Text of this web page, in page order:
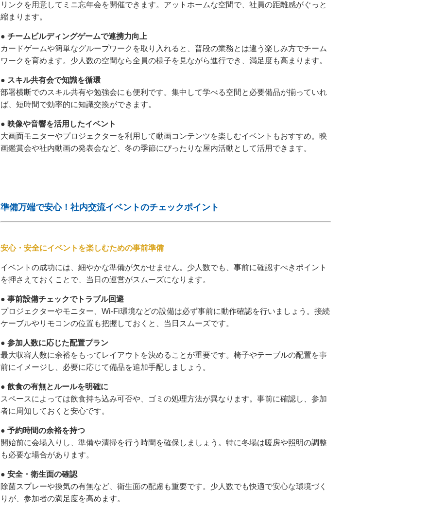
リンクを用意してミニ忘年会を開催できます。アットホームな空間で、社員の距離感がぐっと
縮まります。
● チームビルディングゲームで連携力向上
カードゲームや簡単なグループワークを取り入れると、普段の業務とは違う楽しみ方でチーム
ワークを育めます。少人数の空間なら全員の様子を見ながら進行でき、満足度も高まります。
● スキル共有会で知識を循環
部署横断でのスキル共有や勉強会にも便利です。集中して学べる空間と必要備品が揃っていれ
ば、短時間で効率的に知識交換ができます。
● 映像や音響を活用したイベント
大画面モニターやプロジェクターを利用して動画コンテンツを楽しむイベントもおすすめ。映
画鑑賞会や社内動画の発表会など、冬の季節にぴったりな屋内活動として活用できます。
準備万端で安心！社内交流イベントのチェックポイント
安心・安全にイベントを楽しむための事前準備
イベントの成功には、細やかな準備が欠かせません。少人数でも、事前に確認すべきポイント
を押さえておくことで、当日の運営がスムーズになります。
● 事前設備チェックでトラブル回避
プロジェクターやモニター、Wi-Fi環境などの設備は必ず事前に動作確認を行いましょう。接続
ケーブルやリモコンの位置も把握しておくと、当日スムーズです。
● 参加人数に応じた配置プラン
最大収容人数に余裕をもってレイアウトを決めることが重要です。椅子やテーブルの配置を事
前にイメージし、必要に応じて備品を追加手配しましょう。
● 飲食の有無とルールを明確に
スペースによっては飲食持ち込み可否や、ゴミの処理方法が異なります。事前に確認し、参加
者に周知しておくと安心です。
● 予約時間の余裕を持つ
開始前に会場入りし、準備や清掃を行う時間を確保しましょう。特に冬場は暖房や照明の調整
も必要な場合があります。
● 安全・衛生面の確認
除菌スプレーや換気の有無など、衛生面の配慮も重要です。少人数でも快適で安心な環境づく
りが、参加者の満足度を高めます。